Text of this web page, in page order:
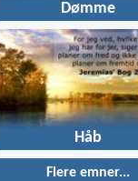
Dømme
Håb
Flere emner...